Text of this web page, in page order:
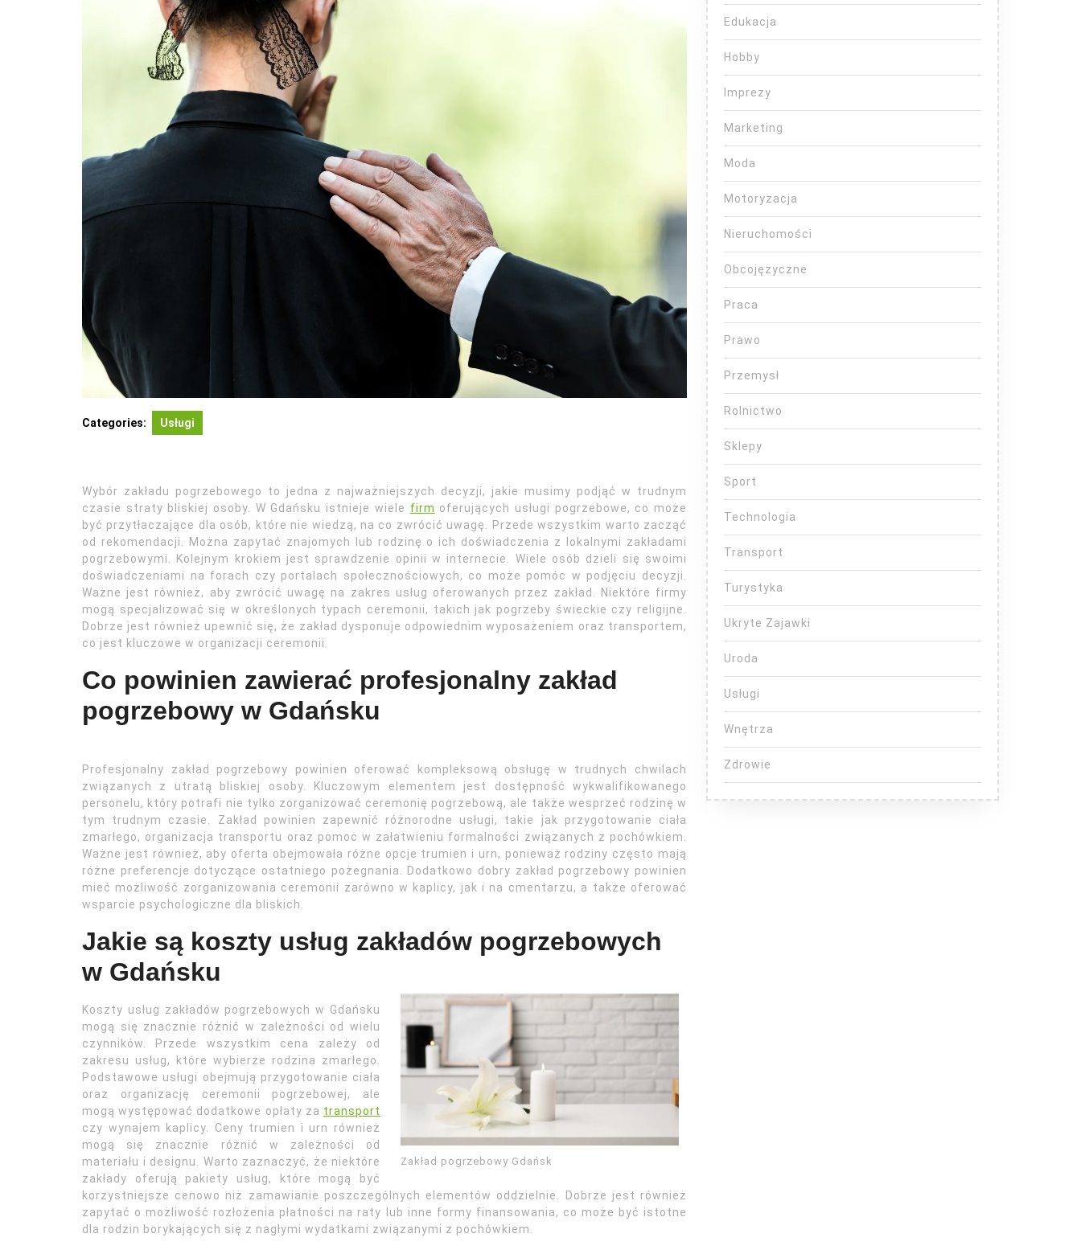
Categories: Usługi
Wybór zakładu pogrzebowego to jedna z najważniejszych decyzji, jakie musimy podjąć w trudnym
czasie straty bliskiej osoby. W Gdańsku istnieje wiele firm oferujących usługi pogrzebowe, co może
być przytłaczające dla osób, które nie wiedzą, na co zwrócić uwagę. Przede wszystkim warto zacząć
od rekomendacji. Można zapytać znajomych lub rodzinę o ich doświadczenia z lokalnymi zakładami
pogrzebowymi. Kolejnym krokiem jest sprawdzenie opinii w internecie. Wiele osób dzieli się swoimi
doświadczeniami na forach czy portalach społecznościowych, co może pomóc w podjęciu decyzji.
Ważne jest również, aby zwrócić uwagę na zakres usług oferowanych przez zakład. Niektóre firmy
mogą specjalizować się w określonych typach ceremonii, takich jak pogrzeby świeckie czy religijne.
Dobrze jest również upewnić się, że zakład dysponuje odpowiednim wyposażeniem oraz transportem,
co jest kluczowe w organizacji ceremonii.
Co powinien zawierać profesjonalny zakład
pogrzebowy w Gdańsku
Profesjonalny zakład pogrzebowy powinien oferować kompleksową obsługę w trudnych chwilach
związanych z utratą bliskiej osoby. Kluczowym elementem jest dostępność wykwalifikowanego
personelu, który potrafi nie tylko zorganizować ceremonię pogrzebową, ale także wesprzeć rodzinę w
tym trudnym czasie. Zakład powinien zapewnić różnorodne usługi, takie jak przygotowanie ciała
zmarłego, organizacja transportu oraz pomoc w załatwieniu formalności związanych z pochówkiem.
Ważne jest również, aby oferta obejmowała różne opcje trumien i urn, ponieważ rodziny często mają
różne preferencje dotyczące ostatniego pożegnania. Dodatkowo dobry zakład pogrzebowy powinien
mieć możliwość zorganizowania ceremonii zarówno w kaplicy, jak i na cmentarzu, a także oferować
wsparcie psychologiczne dla bliskich.
Jakie są koszty usług zakładów pogrzebowych
w Gdańsku
Zakład pogrzebowy Gdańsk
Koszty usług zakładów pogrzebowych w Gdańsku
mogą się znacznie różnić w zależności od wielu
czynników. Przede wszystkim cena zależy od
zakresu usług, które wybierze rodzina zmarłego.
Podstawowe usługi obejmują przygotowanie ciała
oraz organizację ceremonii pogrzebowej, ale
mogą występować dodatkowe opłaty za transport
czy wynajem kaplicy. Ceny trumien i urn również
mogą się znacznie różnić w zależności od
materiału i designu. Warto zaznaczyć, że niektóre
zakłady oferują pakiety usług, które mogą być
korzystniejsze cenowo niż zamawianie poszczególnych elementów oddzielnie. Dobrze jest również
zapytać o możliwość rozłożenia płatności na raty lub inne formy finansowania, co może być istotne
dla rodzin borykających się z nagłymi wydatkami związanymi z pochówkiem.
Edukacja
Hobby
Imprezy
Marketing
Moda
Motoryzacja
Nieruchomości
Obcojęzyczne
Praca
Prawo
Przemysł
Rolnictwo
Sklepy
Sport
Technologia
Transport
Turystyka
Ukryte Zajawki
Uroda
Usługi
Wnętrza
Zdrowie